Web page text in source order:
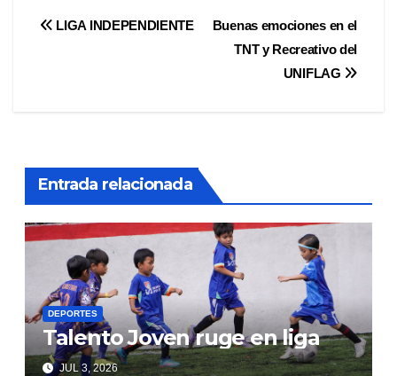
Navegación
Buenas emociones en el
TNT y Recreativo del
UNIFLAG
LIGA INDEPENDIENTE
Entrada relacionada
DEPORTES
Talento Joven ruge en liga
JUL 3, 2026